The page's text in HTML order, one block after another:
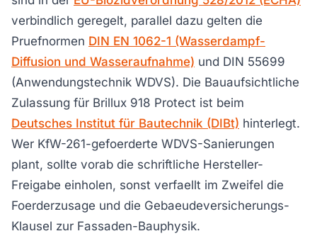
verbindlich geregelt, parallel dazu gelten die
Pruefnormen DIN EN 1062-1 (Wasserdampf-
Diffusion und Wasseraufnahme) und DIN 55699
(Anwendungstechnik WDVS). Die Bauaufsichtliche
Zulassung für Brillux 918 Protect ist beim
Deutsches Institut für Bautechnik (DIBt) hinterlegt.
Wer KfW-261-gefoerderte WDVS-Sanierungen
plant, sollte vorab die schriftliche Hersteller-
Freigabe einholen, sonst verfaellt im Zweifel die
Foerderzusage und die Gebaeudeversicherungs-
Klausel zur Fassaden-Bauphysik.